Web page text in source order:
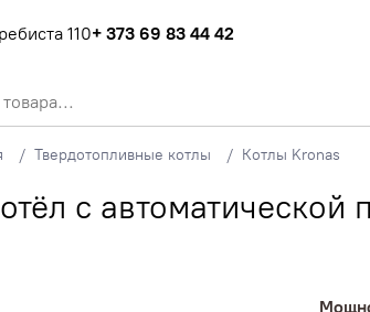
110+ 373 69 83 44 42
Твердотопливные котлы Котлы Kronas
с автоматической